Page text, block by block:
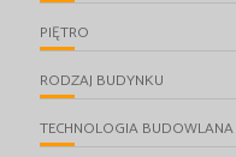
PIĘTRO
RODZAJ BUDYNKU
TECHNOLOGIA BUDOWLANA